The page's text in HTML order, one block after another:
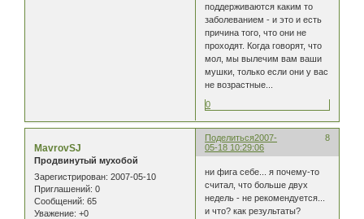
поддерживаются каким то
заболеванием - и это и есть
причина того, что они не
проходят. Когда говорят, что
мол, мы вылечим вам ваши
мушки, только если они у вас
не возрастные...
0
Поделиться 8
2007-
05-18 10:29:06
MavrovSJ
Продвинутый мухобой
Зарегистрирован: 2007-05-10
Приглашений: 0
Сообщений: 65
Уважение: +0
ни фига себе... я почему-то
считал, что больше двух
недель - не рекомендуется...
и что? как результаты?